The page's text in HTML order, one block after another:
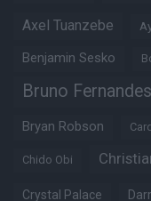
Axel Tuanzebe
Benjamin Sesko
Bruno Fernandes
Bryan Robson
Chido Obi
Crystal Palace